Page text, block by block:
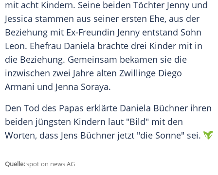
mit acht Kindern. Seine beiden Töchter Jenny und
Jessica stammen aus seiner ersten Ehe, aus der
Beziehung mit Ex-Freundin Jenny entstand Sohn
Leon. Ehefrau Daniela brachte drei Kinder mit in
die Beziehung. Gemeinsam bekamen sie die
inzwischen zwei Jahre alten Zwillinge Diego
Armani und Jenna Soraya.
Den Tod des Papas erklärte Daniela Büchner ihren
beiden jüngsten Kindern laut "Bild" mit den
Worten, dass Jens Büchner jetzt "die Sonne" sei.
Quelle:spot on news AG